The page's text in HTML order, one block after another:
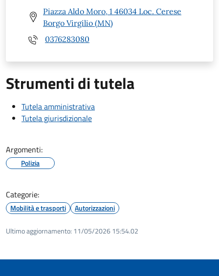
Piazza Aldo Moro, 1 46034 Loc. Cerese
Borgo Virgilio (MN)
0376283080
Strumenti di tutela
Tutela amministrativa
Tutela giurisdizionale
Argomenti:
Polizia
Categorie:
Mobilità e trasporti Autorizzazioni
Ultimo aggiornamento: 11/05/2026 15:54.02